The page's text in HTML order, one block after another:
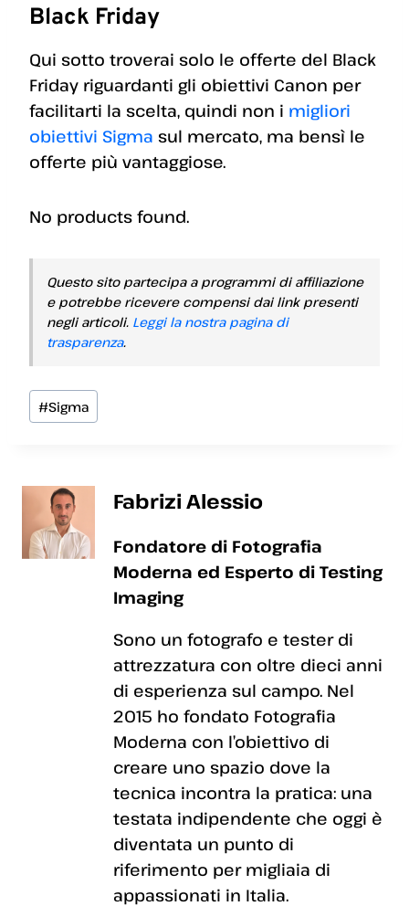
Black Friday
Qui sotto troverai solo le offerte del Black
Friday riguardanti gli obiettivi Canon per
facilitarti la scelta, quindi non i migliori
obiettivi Sigma sul mercato, ma bensì le
offerte più vantaggiose.
No products found.
Questo sito partecipa a programmi di affiliazione
e potrebbe ricevere compensi dai link presenti
negli articoli. Leggi la nostra pagina di
trasparenza.
Tag
articolo:
#Sigma
Fabrizi Alessio
Fondatore di Fotografia
Moderna ed Esperto di Testing
Imaging
Sono un fotografo e tester di
attrezzatura con oltre dieci anni
di esperienza sul campo. Nel
2015 ho fondato Fotografia
Moderna con l’obiettivo di
creare uno spazio dove la
tecnica incontra la pratica: una
testata indipendente che oggi è
diventata un punto di
riferimento per migliaia di
appassionati in Italia.